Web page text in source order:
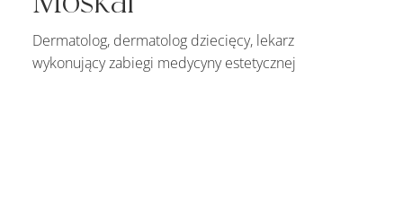
Dermatolog, dermatolog dziecięcy, lekarz
wykonujący zabiegi medycyny estetycznej